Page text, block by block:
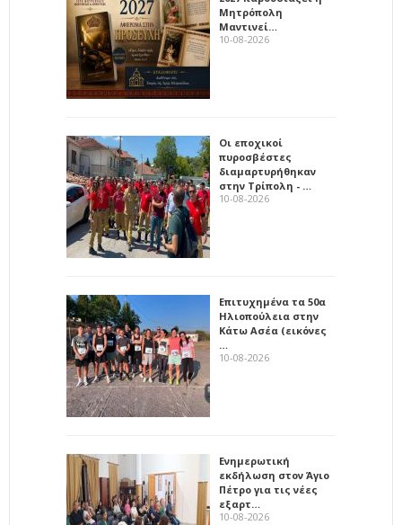
Μητρόπολη
Μαντινεί…
10-08-2026
Οι εποχικοί
πυροσβέστες
διαμαρτυρήθηκαν
στην Τρίπολη - …
10-08-2026
Επιτυχημένα τα 50α
Ηλιοπούλεια στην
Κάτω Ασέα (εικόνες
…
10-08-2026
Ενημερωτική
εκδήλωση στον Άγιο
Πέτρο για τις νέες
εξαρτ…
10-08-2026